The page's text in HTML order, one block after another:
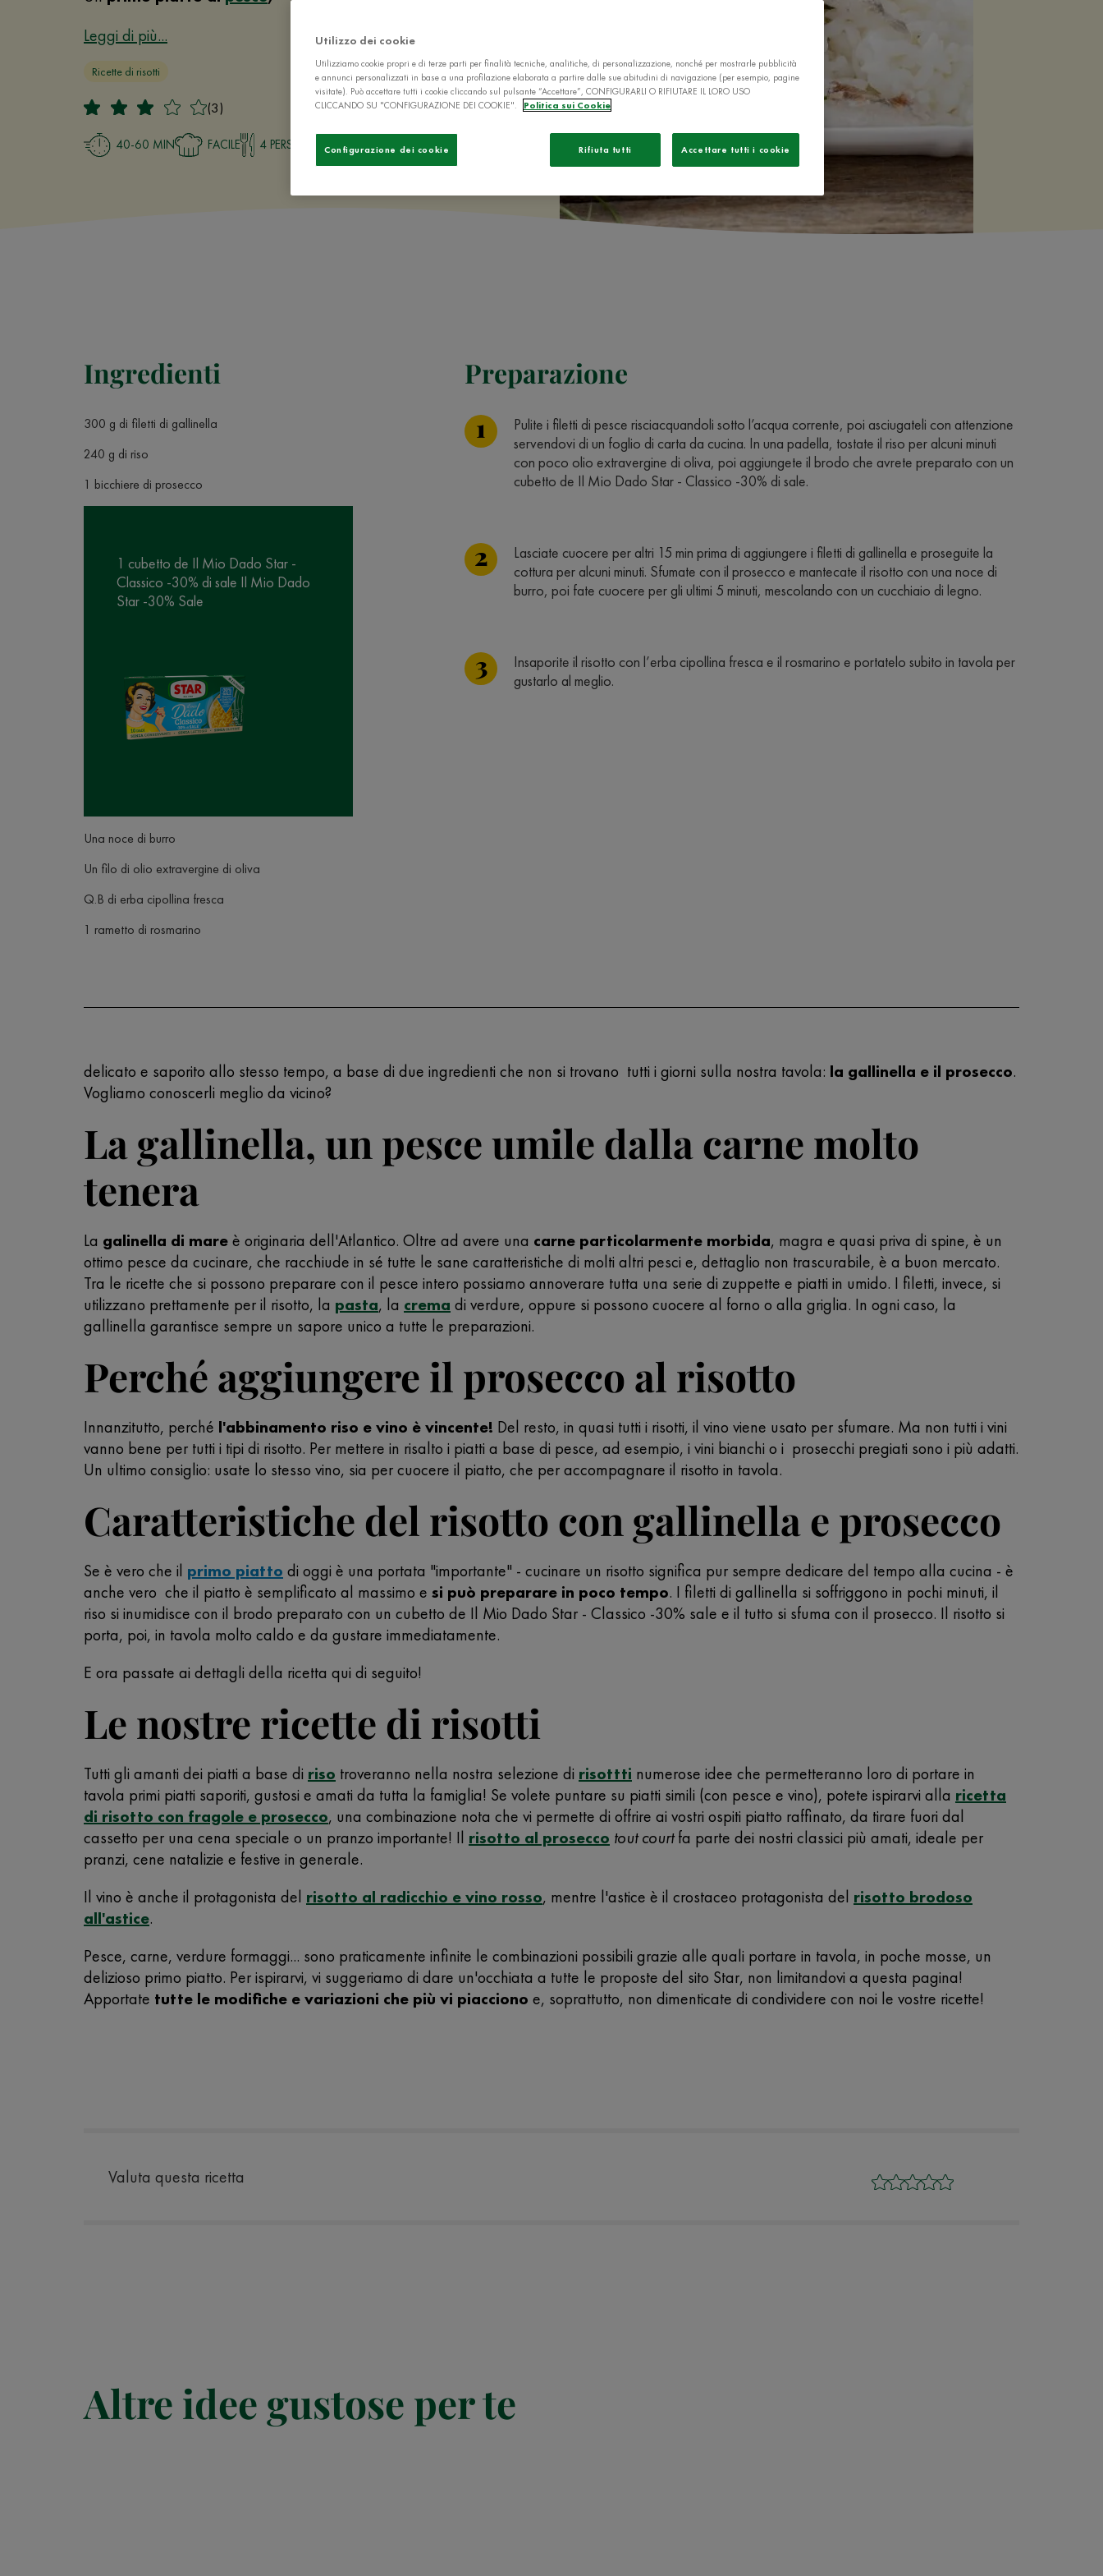
Leggi di più...
Ricette di risotti
(3)
40-60 MIN FACILE 4 PERSONE
Ingredienti
300 g di filetti di gallinella
240 g di riso
1 bicchiere di prosecco
1 cubetto de Il Mio Dado Star -
Classico -30% di sale Il Mio Dado
Star -30% Sale
Una noce di burro
Un filo di olio extravergine di oliva
Q.B di erba cipollina fresca
1 rametto di rosmarino
Preparazione
Pulite i filetti di pesce risciacquandoli sotto l’acqua corrente, poi asciugateli con attenzione
servendovi di un foglio di carta da cucina. In una padella, tostate il riso per alcuni minuti
con poco olio extravergine di oliva, poi aggiungete il brodo che avrete preparato con un
cubetto de Il Mio Dado Star - Classico -30% di sale.
Lasciate cuocere per altri 15 min prima di aggiungere i filetti di gallinella e proseguite la
cottura per alcuni minuti. Sfumate con il prosecco e mantecate il risotto con una noce di
burro, poi fate cuocere per gli ultimi 5 minuti, mescolando con un cucchiaio di legno.
Insaporite il risotto con l’erba cipollina fresca e il rosmarino e portatelo subito in tavola per
gustarlo al meglio.
delicato e saporito allo stesso tempo, a base di due ingredienti che non si trovano tutti i giorni sulla nostra tavola: la gallinella e il prosecco.
Vogliamo conoscerli meglio da vicino?
La gallinella, un pesce umile dalla carne molto
tenera
La galinella di mareè originaria dell'Atlantico. Oltre ad avere una carne particolarmente morbida, magra e quasi priva di spine, è un
ottimo pesce da cucinare, che racchiude in sé tutte le sane caratteristiche di molti altri pesci e, dettaglio non trascurabile, è a buon mercato.
Tra le ricette che si possono preparare con il pesce intero possiamo annoverare tutta una serie di zuppette e piatti in umido. I filetti, invece, si
utilizzano prettamente per il risotto, la pasta, la crema di verdure, oppure si possono cuocere al forno o alla griglia. In ogni caso, la
gallinella garantisce sempre un sapore unico a tutte le preparazioni.
Perché aggiungere il prosecco al risotto
Innanzitutto, perché l'abbinamento riso e vino è vincente! Del resto, in quasi tutti i risotti, il vino viene usato per sfumare. Ma non tutti i vini
vanno bene per tutti i tipi di risotto. Per mettere in risalto i piatti a base di pesce, ad esempio, i vini bianchi o i prosecchi pregiati sono i più adatti.
Un ultimo consiglio: usate lo stesso vino, sia per cuocere il piatto, che per accompagnare il risotto in tavola.
Caratteristiche del risotto con gallinella e prosecco
Se è vero che il primo piatto di oggi è una portata "importante" - cucinare un risotto significa pur sempre dedicare del tempo alla cucina - è
anche vero che il piatto è semplificato al massimo e si può preparare in poco tempo. I filetti di gallinella si soffriggono in pochi minuti, il
riso si inumidisce con il brodo preparato con un cubetto de Il Mio Dado Star - Classico -30% sale e il tutto si sfuma con il prosecco. Il risotto si
porta, poi, in tavola molto caldo e da gustare immediatamente.
E ora passate ai dettagli della ricetta qui di seguito!
Le nostre ricette di risotti
Tutti gli amanti dei piatti a base di riso troveranno nella nostra selezione di risottti numerose idee che permetteranno loro di portare in
tavola primi piatti saporiti, gustosi e amati da tutta la famiglia! Se volete puntare su piatti simili (con pesce e vino), potete ispirarvi alla ricetta
di risotto con fragole e prosecco, una combinazione nota che vi permette di offrire ai vostri ospiti piatto raffinato, da tirare fuori dal
cassetto per una cena speciale o un pranzo importante! Il risotto al prosecco tout courtfa parte dei nostri classici più amati, ideale per
pranzi, cene natalizie e festive in generale.
Il vino è anche il protagonista del risotto al radicchio e vino rosso, mentre l'astice è il crostaceo protagonista del risotto brodoso
all'astice.
Pesce, carne, verdure formaggi... sono praticamente infinite le combinazioni possibili grazie alle quali portare in tavola, in poche mosse, un
delizioso primo piatto. Per ispirarvi, vi suggeriamo di dare un'occhiata a tutte le proposte del sito Star, non limitandovi a questa pagina!
Apportate tutte le modifiche e variazioni che più vi piacciono e, soprattutto, non dimenticate di condividere con noi le vostre ricette!
Valuta questa ricetta
Altre idee gustose per te
Utilizzo dei cookie
Utilizziamo cookie propri e di terze parti per finalità tecniche, analitiche, di personalizzazione, nonché per mostrarle pubblicità
e annunci personalizzati in base a una profilazione elaborata a partire dalle sue abitudini di navigazione (per esempio, pagine
visitate). Può accettare tutti i cookie cliccando sul pulsante “Accettare”, CONFIGURARLI O RIFIUTARE IL LORO USO
CLICCANDO SU "CONFIGURAZIONE DEI COOKIE".
Politica sui Cookie
Rifiuta tutti Accettare tutti i cookie
Configurazione dei cookie